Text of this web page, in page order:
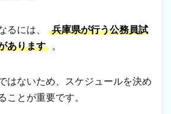
るには、
兵庫県が行う公務員試
あります
。
はないため、スケジュールを決め
ことが重要です。